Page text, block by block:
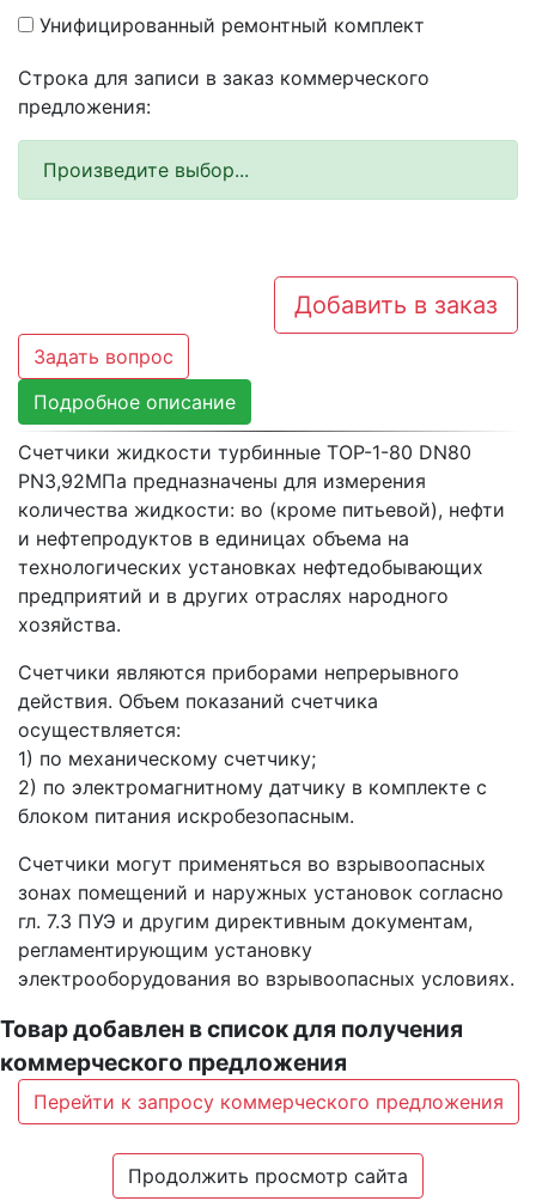
Унифицированный ремонтный комплект
Строка для записи в заказ коммерческого
предложения:
Произведите выбор...
Добавить в заказ
Задать вопрос
Подробное описание
Счетчики жидкости турбинные ТОР-1-80 DN80
PN3,92МПа предназначены для измерения
количества жидкости: во (кроме питьевой), нефти
и нефтепродуктов в единицах объема на
технологических установках нефтедобывающих
предприятий и в других отраслях народного
хозяйства.
Счетчики являются приборами непрерывного
действия. Объем показаний счетчика
осуществляется:
1) по механическому счетчику;
2) по электромагнитному датчику в комплекте с
блоком питания искробезопасным.
Счетчики могут применяться во взрывоопасных
зонах помещений и наружных установок согласно
гл. 7.3 ПУЭ и другим директивным документам,
регламентирующим установку
электрооборудования во взрывоопасных условиях.
Товар добавлен в список для получения
коммерческого предложения
Перейти к запросу коммерческого предложения
Продолжить просмотр сайта